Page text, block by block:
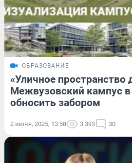
ОБРАЗОВАНИЕ
«Уличное пространство
Межвузовский кампус в
обносить забором
2 июня, 2025, 13:58 3 393 30